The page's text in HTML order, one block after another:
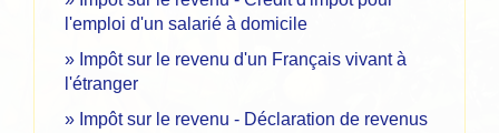
l'emploi d'un salarié à domicile
Impôt sur le revenu d'un Français vivant à
l'étranger
Impôt sur le revenu - Déclaration de revenus